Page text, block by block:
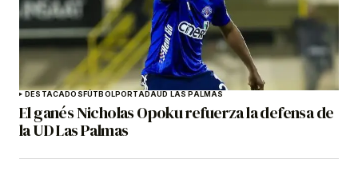
DESTACADOSFÚTBOLPORTADAUD LAS PALMAS
El ganés Nicholas Opoku refuerza la defensa de
la UD Las Palmas